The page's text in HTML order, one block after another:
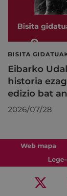
BISITA
Eibarko
historia
edizio bat
2026/07/28
Web mapa